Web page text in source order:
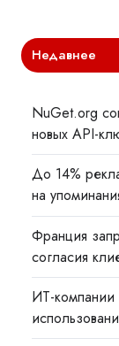
Недавнее
NuGet.org
новых API-
До 14%
на
Франция
согласия
ИТ-компании